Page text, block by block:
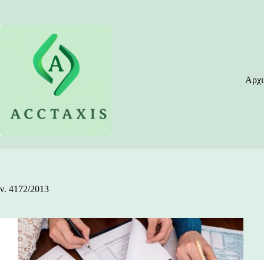
περιεχόμενο
ν. 4172/2013